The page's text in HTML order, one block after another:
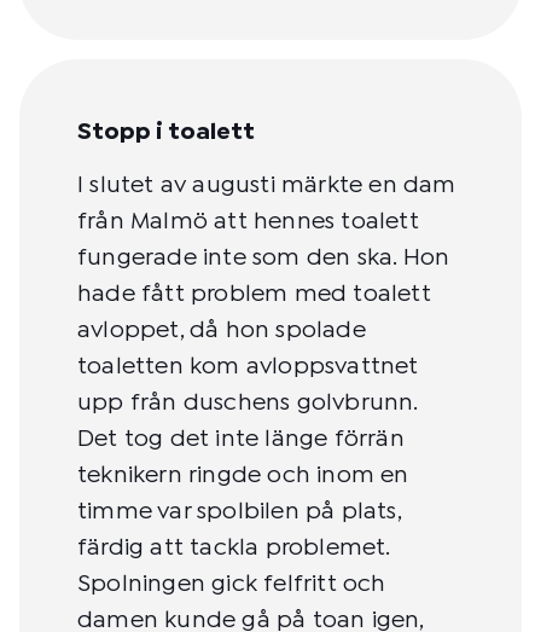
Stopp i toalett
I slutet av augusti märkte en dam
från Malmö att hennes toalett
fungerade inte som den ska. Hon
hade fått problem med toalett
avloppet, då hon spolade
toaletten kom avloppsvattnet
upp från duschens golvbrunn.
Det tog det inte länge förrän
teknikern ringde och inom en
timme var spolbilen på plats,
färdig att tackla problemet.
Spolningen gick felfritt och
damen kunde gå på toan igen,